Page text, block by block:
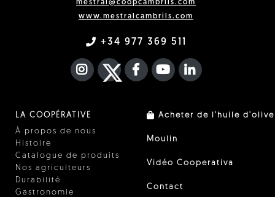
mestral@coopcambrils.com
www.mestralcambrils.com
+34 977 369 511
INSTAGRAM
TWITTER
FACEBOOK F
YOUTUBEFA LINKEDIN
LA COOPÉRATIVE
À propos de nous
Histoire
Catalogue de produits
Nos agriculteurs
Durabilité
Gastronomie
Acheter de l'huile d'olive
Moulin
Vidéo Cooperativa
Contact